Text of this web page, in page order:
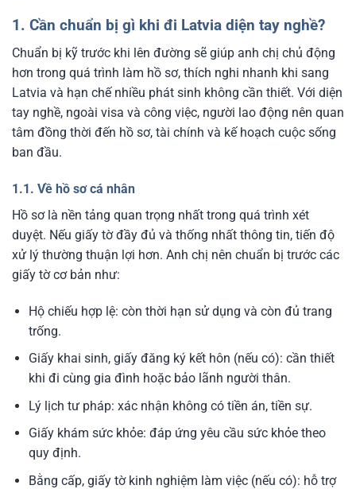
1. Cần chuẩn bị gì khi đi Latvia diện tay nghề?
Chuẩn bị kỹ trước khi lên đường sẽ giúp anh chị chủ động
hơn trong quá trình làm hồ sơ, thích nghi nhanh khi sang
Latvia và hạn chế nhiều phát sinh không cần thiết. Với diện
tay nghề, ngoài visa và công việc, người lao động nên quan
tâm đồng thời đến hồ sơ, tài chính và kế hoạch cuộc sống
ban đầu.
1.1. Về hồ sơ cá nhân
Hồ sơ là nền tảng quan trọng nhất trong quá trình xét
duyệt. Nếu giấy tờ đầy đủ và thống nhất thông tin, tiến độ
xử lý thường thuận lợi hơn. Anh chị nên chuẩn bị trước các
giấy tờ cơ bản như:
Hộ chiếu hợp lệ: còn thời hạn sử dụng và còn đủ trang
trống.
Giấy khai sinh, giấy đăng ký kết hôn (nếu có): cần thiết
khi đi cùng gia đình hoặc bảo lãnh người thân.
Lý lịch tư pháp: xác nhận không có tiền án, tiền sự.
Giấy khám sức khỏe: đáp ứng yêu cầu sức khỏe theo
quy định.
Bằng cấp, giấy tờ kinh nghiệm làm việc (nếu có): hỗ trợ